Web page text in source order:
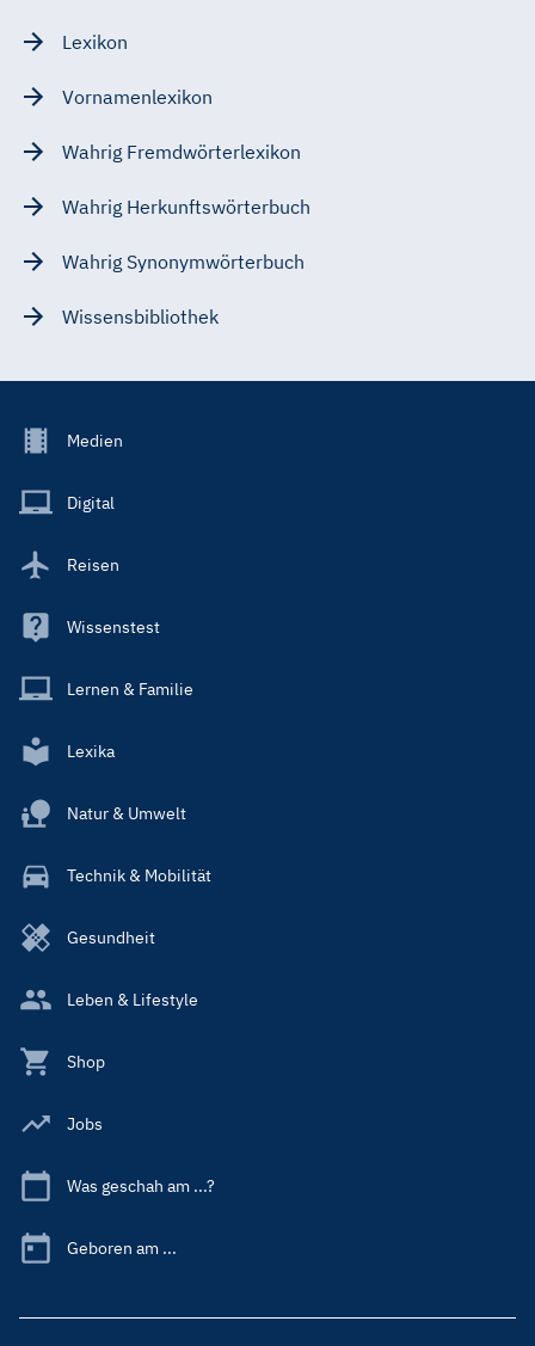
Lexikon
Vornamenlexikon
Wahrig Fremdwörterlexikon
Wahrig Herkunftswörterbuch
Wahrig Synonymwörterbuch
Wissensbibliothek
Footer
Main
Medien
Digital
Reisen
Wissenstest
Lernen & Familie
Lexika
Natur & Umwelt
Technik & Mobilität
Gesundheit
Leben & Lifestyle
Shop
Jobs
Was geschah am ...?
Geboren am ...